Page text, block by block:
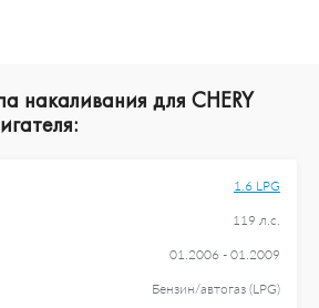
накаливания для CHERY
1.6 LPG
119 л.с.
01.2006 - 01.2009
Бензин/автогаз (LPG)